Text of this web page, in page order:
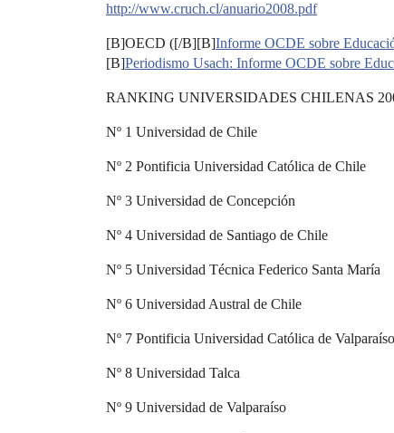
http://www.cruch.cl/anuario2008.pdf
[B]OECD ([/B][B]Informe OCDE sobre
[B]Periodismo Usach: Informe OCDE sobre
RANKING UNIVERSIDADES CHILENAS
Nº 1 Universidad de Chile
Nº 2 Pontificia Universidad Católica de Chile
Nº 3 Universidad de Concepción
Nº 4 Universidad de Santiago de Chile
Nº 5 Universidad Técnica Federico Santa María
Nº 6 Universidad Austral de Chile
Nº 7 Pontificia Universidad Católica de Valparaíso
Nº 8 Universidad Talca
Nº 9 Universidad de Valparaíso